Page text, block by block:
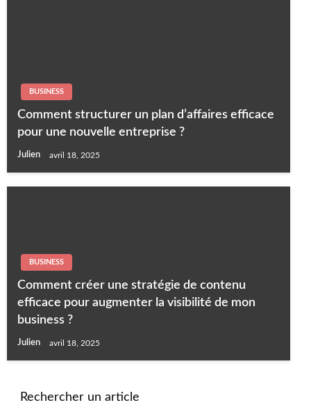
BUSINESS
Comment structurer un plan d’affaires efficace
pour une nouvelle entreprise ?
Julien avril 18, 2025
BUSINESS
Comment créer une stratégie de contenu
efficace pour augmenter la visibilité de mon
business ?
Julien avril 18, 2025
Rechercher un article